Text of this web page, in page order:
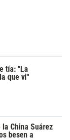
tía: "La
que vi"
China Suárez
besen a